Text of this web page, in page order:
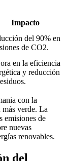
Impacto
del 90% en
de CO2.
en la eficiencia
y reducción
con la
verde. La
emisiones de
nuevas
renovables.
del